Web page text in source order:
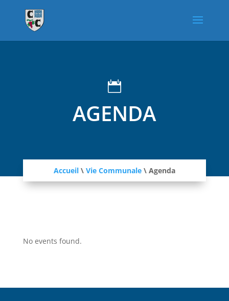

AGENDA
Accueil\ Vie Communale\ Agenda
No events found.